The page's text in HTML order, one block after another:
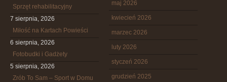
Sprzęt rehabilitacyjny
7 sierpnia, 2026
Miłość na Kartach Powieści
6 sierpnia, 2026
Fotobudki i Gadżety
5 sierpnia, 2026
Zrób To Sam – Sport w Domu
maj 2026
kwiecień 2026
marzec 2026
luty 2026
styczeń 2026
grudzień 2025